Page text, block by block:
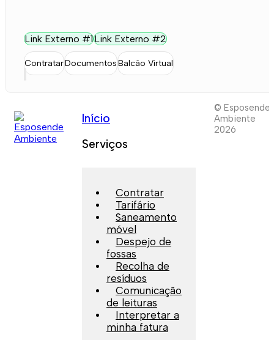
Link Externo #1Link Externo #2
ContratarDocumentosBalcão Virtual
Início
Serviços
Contratar
Tarifário
Saneamento
móvel
Despejo de
fossas
Recolha de
resíduos
Comunicação
de leituras
Interpretar a
minha fatura
© Esposende
Ambiente
2026